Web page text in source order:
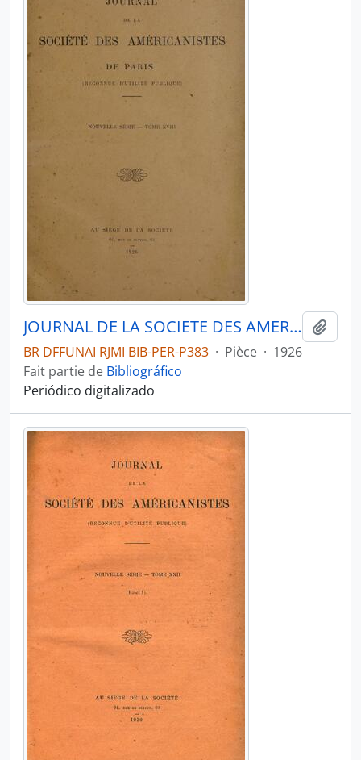
JOURNAL DE LA SOCIETE DES AMERICANISTES DE PARIS - PARIS FR MUSEE DE L HOMME - 1926 - Nº18
BR DFFUNAI RJMI BIB-PER-P383 · Pièce · 1926
Fait partie de Bibliográfico
Periódico digitalizado